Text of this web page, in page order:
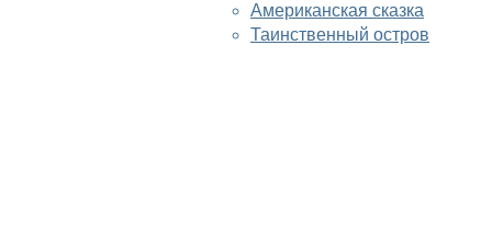
Американская сказка
Таинственный остров